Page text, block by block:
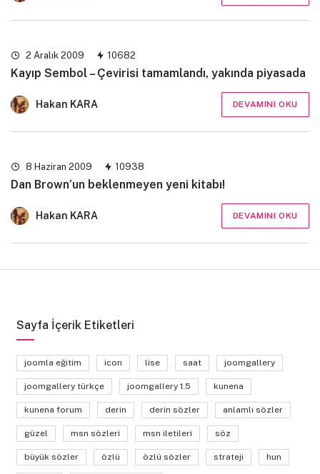
2 Aralık 2009 10682
Kayıp Sembol – Çevirisi tamamlandı, yakında piyasada
Hakan KARA DEVAMINI OKU
8 Haziran 2009 10938
Dan Brown’un beklenmeyen yeni kitabı!
Hakan KARA DEVAMINI OKU
Sayfa İçerik Etiketleri
joomla eğitim icon lise saat joomgallery
joomgallery türkçe joomgallery 1.5 kunena
kunena forum derin derin sözler anlamlı sözler
güzel msn sözleri msn iletileri söz
büyük sözler özlü özlü sözler strateji hun